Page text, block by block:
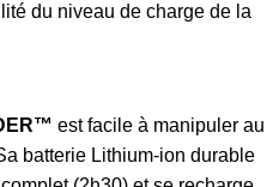
du niveau de charge de la
est facile à manipuler au
batterie Lithium-ion durable